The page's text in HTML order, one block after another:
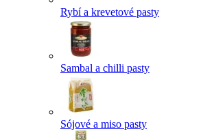
Rybí a krevetové pasty
Sambal a chilli pasty
Sójové a miso pasty